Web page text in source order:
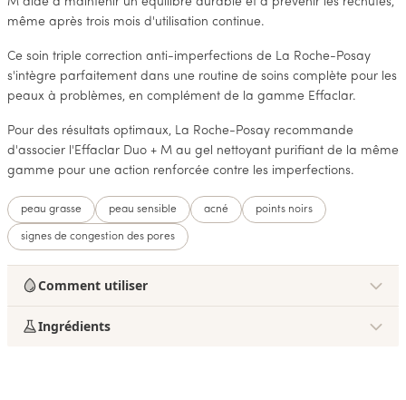
même après trois mois d'utilisation continue.
Ce soin triple correction anti-imperfections de La Roche-Posay
s'intègre parfaitement dans une routine de soins complète pour les
peaux à problèmes, en complément de la gamme Effaclar.
Pour des résultats optimaux, La Roche-Posay recommande
d'associer l'Effaclar Duo + M au gel nettoyant purifiant de la même
gamme pour une action renforcée contre les imperfections.
peau grasse peau sensible acné points noirs
signes de congestion des pores
Comment utiliser
Ingrédients